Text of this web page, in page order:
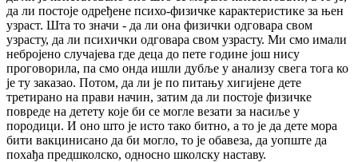
да ли постоје одређене психо-физичке карактеристике за њен
узраст. Шта то значи - да ли она физички одговара свом
узрасту, да ли психички одговара свом узрасту. Ми смо имали
небројено случајева где деца до пете године још нису
проговорила, па смо онда ишли дубље у анализу свега тога ко
је ту заказао. Потом, да ли је по питању хигијене дете
третирано на прави начин, затим да ли постоје физичке
повреде на детету које би се могле везати за насиље у
породици. И оно што је исто тако битно, а то је да дете мора
бити вакцинисано да би могло, то је обавеза, да уопште да
похађа предшколско, односно школску наставу.